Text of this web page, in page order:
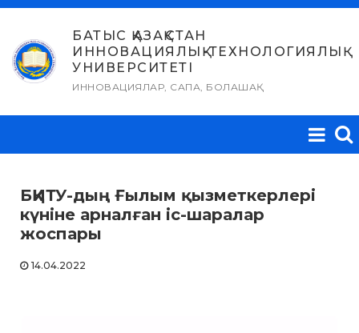
Skip
content
БАТЫС ҚАЗАҚСТАН
ИННОВАЦИЯЛЫҚ-ТЕХНОЛОГИЯЛЫҚ
УНИВЕРСИТЕТІ
ИННОВАЦИЯЛАР, САПА, БОЛАШАҚ
БҚИТУ-дың Ғылым қызметкерлері
күніне арналған іс-шаралар
жоспары
14.04.2022